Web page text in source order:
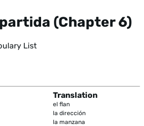
(Chapter 6)
List
Translation
el flan
la dirección
la manzana